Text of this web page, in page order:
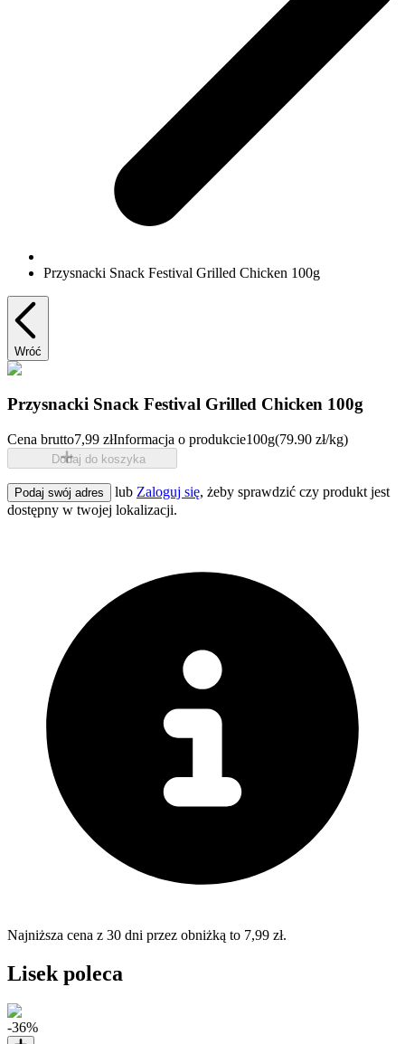
Przysnacki Snack Festival Grilled Chicken 100g
Wróć
Przysnacki Snack Festival Grilled Chicken 100g
Cena brutto7,99 złInformacja o produkcie100g(79.90 zł/kg)
Dodaj do koszyka
Podaj swój adres lub Zaloguj się, żeby sprawdzić czy produkt jest
dostępny w twojej lokalizacji.
Najniższa cena z 30 dni przez obniżką to 7,99 zł.
Lisek poleca
-36%